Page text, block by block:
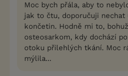
Moc bych přála, aby to
jak to čtu, doporučuji
končetin. Hodně mi to,
osteosarkom, kdy dochází
otoku přilehlých tkání. Moc
mýlila...